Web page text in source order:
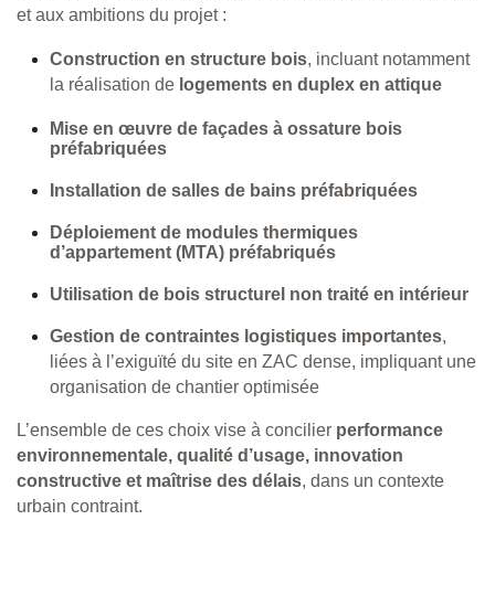
et aux ambitions du projet :
Construction en structure bois, incluant notamment
la réalisation de logements en duplex en attique
Mise en œuvre de façades à ossature bois
préfabriquées
Installation de salles de bains préfabriquées
Déploiement de modules thermiques
d’appartement (MTA) préfabriqués
Utilisation de bois structurel non traité en intérieur
Gestion de contraintes logistiques importantes,
liées à l’exiguïté du site en ZAC dense, impliquant une
organisation de chantier optimisée
L’ensemble de ces choix vise à concilier performance
environnementale, qualité d’usage, innovation
constructive et maîtrise des délais, dans un contexte
urbain contraint.